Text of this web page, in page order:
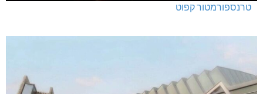
טרנספורמטור קפוט